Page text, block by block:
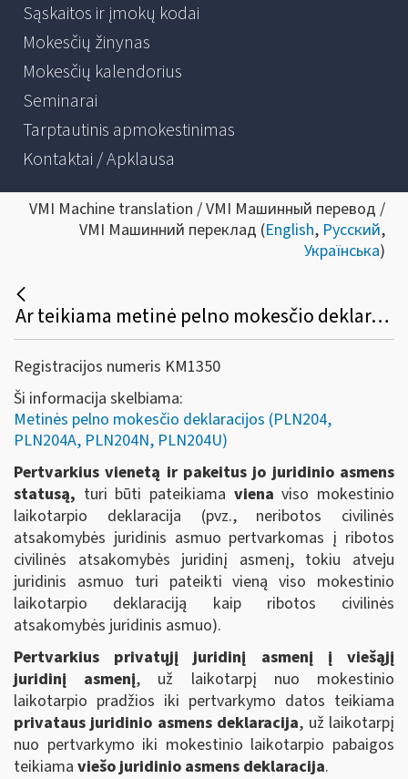
Sąskaitos ir įmokų kodai
Mokesčių žinynas
Mokesčių kalendorius
Seminarai
Tarptautinis apmokestinimas
Kontaktai / Apklausa
VMI Machine translation / VMI Машинный перевод /
VMI Машинний переклад (English, Русский,
Українська)
Ar teikiama metinė pelno mokesčio deklaracija, jei vienetas pertvarkomas?
Registracijos numeris KM1350
Ši informacija skelbiama:
Metinės pelno mokesčio deklaracijos (PLN204,
PLN204A, PLN204N, PLN204U)
Pertvarkius vienetą ir pakeitus jo juridinio asmens
statusą, turi būti pateikiama viena viso mokestinio
laikotarpio deklaracija (pvz., neribotos civilinės
atsakomybės juridinis asmuo pertvarkomas į ribotos
civilinės atsakomybės juridinį asmenį, tokiu atveju
juridinis asmuo turi pateikti vieną viso mokestinio
laikotarpio deklaraciją kaip ribotos civilinės
atsakomybės juridinis asmuo).
Pertvarkius privatųjį juridinį asmenį į viešąjį
juridinį asmenį, už laikotarpį nuo mokestinio
laikotarpio pradžios iki pertvarkymo datos teikiama
privataus juridinio asmens deklaracija, už laikotarpį
nuo pertvarkymo iki mokestinio laikotarpio pabaigos
teikiama viešo juridinio asmens deklaracija.